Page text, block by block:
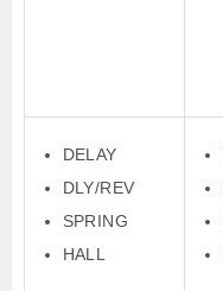
DELAY
DLY/REV
SPRING
HALL